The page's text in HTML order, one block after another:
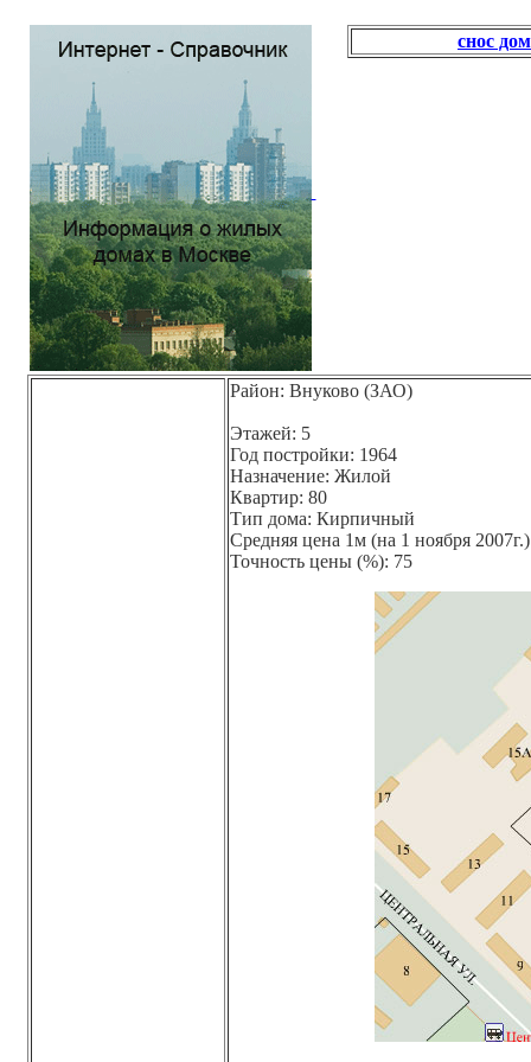
снос
Район: Внуково (ЗАО)
Этажей: 5
Год постройки: 1964
Назначение: Жилой
Квартир: 80
Тип дома: Кирпичный
Средняя цена 1м (на 1 ноября
Точность цены (%): 75